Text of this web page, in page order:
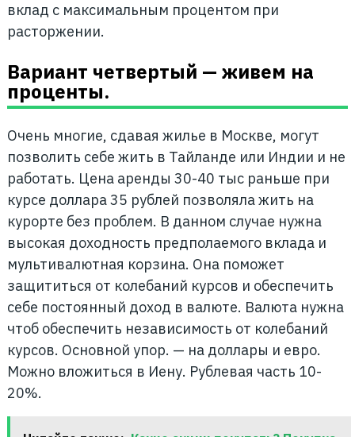
вклад с максимальным процентом при
расторжении.
Вариант четвертый — живем на
проценты.
Очень многие, сдавая жилье в Москве, могут
позволить себе жить в Тайланде или Индии и не
работать. Цена аренды 30-40 тыс раньше при
курсе доллара 35 рублей позволяла жить на
курорте без проблем. В данном случае нужна
высокая доходность предполаемого вклада и
мультивалютная корзина. Она поможет
защититься от колебаний курсов и обеспечить
себе постоянный доход в валюте. Валюта нужна
чтоб обеспечить независимость от колебаний
курсов. Основной упор. — на доллары и евро.
Можно вложиться в Иену. Рублевая часть 10-
20%.